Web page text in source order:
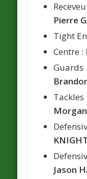
Pierre
Tight
Centre :
Morgan
Jason